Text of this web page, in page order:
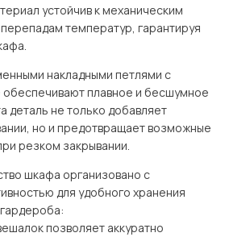
устойчив к механическим
температур, гарантируя
накладными петлями с
плавное и бесшумное
деталь не только добавляет
но и предотвращает возможные
резком закрывании.
шкафа организовано с
для удобного хранения
позволяет аккуратно